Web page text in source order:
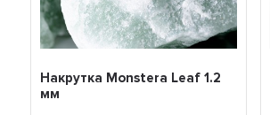
Накрутка Monstera Leaf 1.2
мм